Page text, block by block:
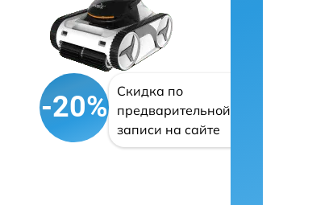
-20%
Скидка по
предварительной
записи на сайте